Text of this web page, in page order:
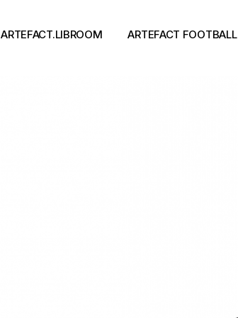
ARTEFACT.LIBROOM ARTEFACT FOOTBALL